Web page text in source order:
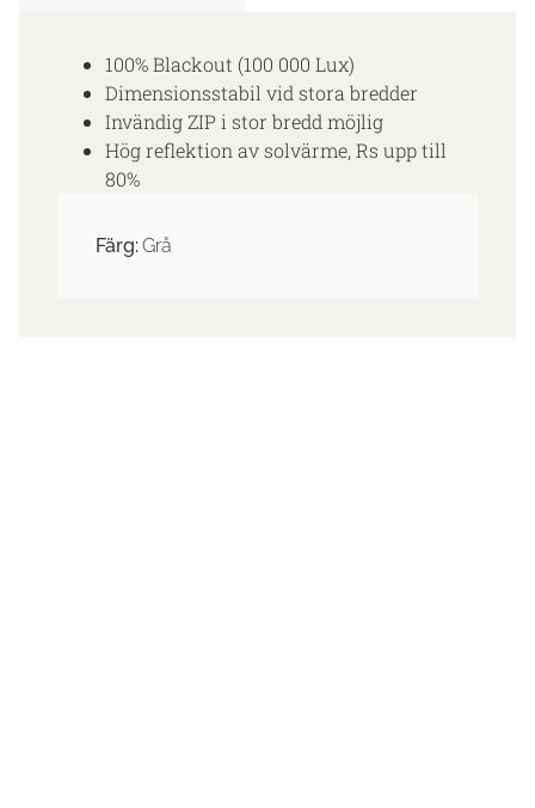
100% Blackout (100 000 Lux)
Dimensionsstabil vid stora bredder
Invändig ZIP i stor bredd möjlig
Hög reflektion av solvärme, Rs upp till
80%
Färg:Grå